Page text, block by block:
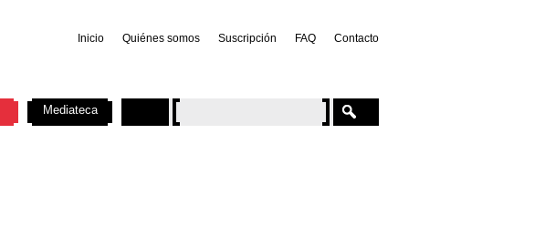
Inicio Quiénes somos Suscripción FAQ Contacto
Mediateca